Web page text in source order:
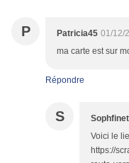
P Patricia45 01/12/
ma carte est sur
Répondre
S
Voici le
https://